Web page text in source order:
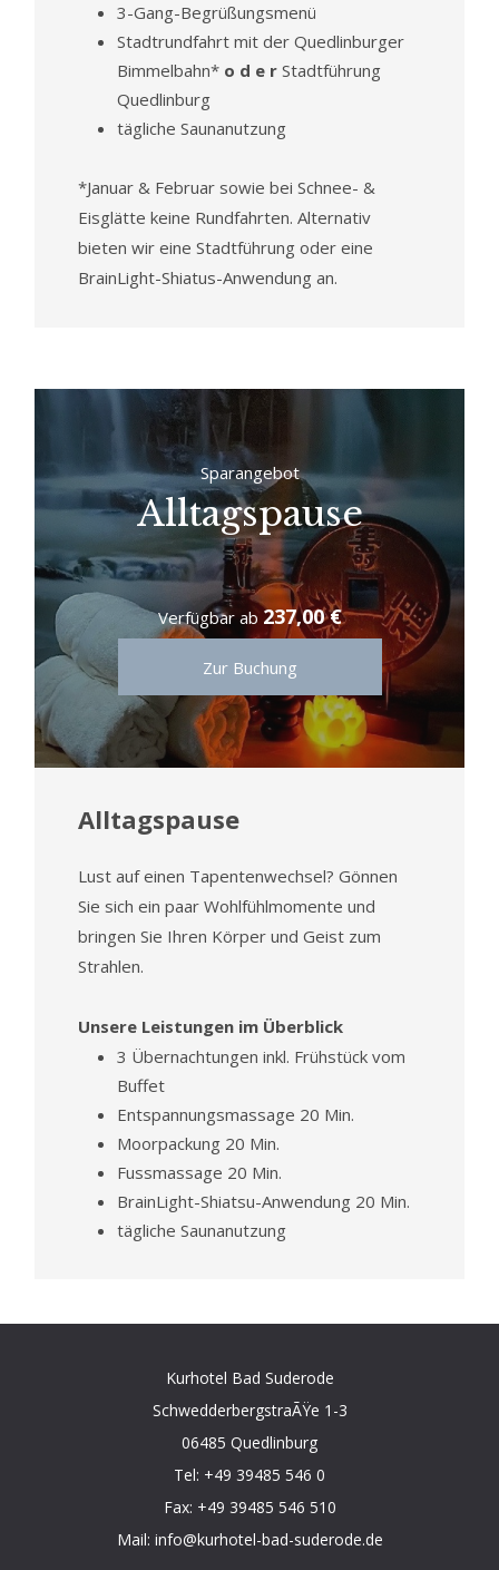
3-Gang-Begrüßungsmenü
Stadtrundfahrt mit der Quedlinburger
Bimmelbahn* o d e rStadtführung
Quedlinburg
tägliche Saunanutzung
*Januar & Februar sowie bei Schnee- &
Eisglätte keine Rundfahrten. Alternativ
bieten wir eine Stadtführung oder eine
BrainLight-Shiatus-Anwendung an.
Sparangebot
Alltagspause
Verfügbar ab 237,00 €
Zur Buchung
Alltagspause
Lust auf einen Tapentenwechsel? Gönnen
Sie sich ein paar Wohlfühlmomente und
bringen Sie Ihren Körper und Geist zum
Strahlen.
Unsere Leistungen im Überblick
3 Übernachtungen inkl. Frühstück vom
Buffet
Entspannungsmassage 20 Min.
Moorpackung 20 Min.
Fussmassage 20 Min.
BrainLight-Shiatsu-Anwendung 20 Min.
tägliche Saunanutzung
Kurhotel Bad Suderode
SchwedderbergstraÃŸe 1-3
06485 Quedlinburg
Tel: +49 39485 546 0
Fax: +49 39485 546 510
Mail: info@kurhotel-bad-suderode.de